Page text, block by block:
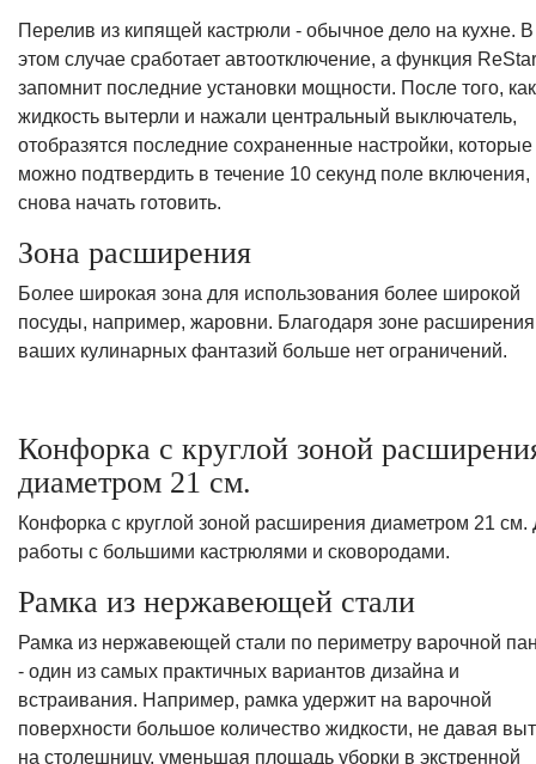
Перелив из кипящей кастрюли - обычное дело на кухне. В
этом случае сработает автоотключение, а функция
запомнит последние установки мощности. После того, как
жидкость вытерли и нажали центральный выключатель,
отобразятся последние сохраненные настройки, которые
можно подтвердить в течение 10 секунд поле включения,
снова начать готовить.
Зона расширения
Более широкая зона для использования более широкой
посуды, например, жаровни. Благодаря зоне
ваших кулинарных фантазий больше нет ограничений.
Конфорка с круглой зоной
диаметром 21 см.
Конфорка с круглой зоной расширения диаметром 21 см.
работы с большими кастрюлями и сковородами.
Рамка из нержавеющей стали
Рамка из нержавеющей стали по периметру варочной
- один из самых практичных вариантов дизайна и
встраивания. Например, рамка удержит на варочной
поверхности большое количество жидкости, не давая
на столешницу, уменьшая площадь уборки в экстренной